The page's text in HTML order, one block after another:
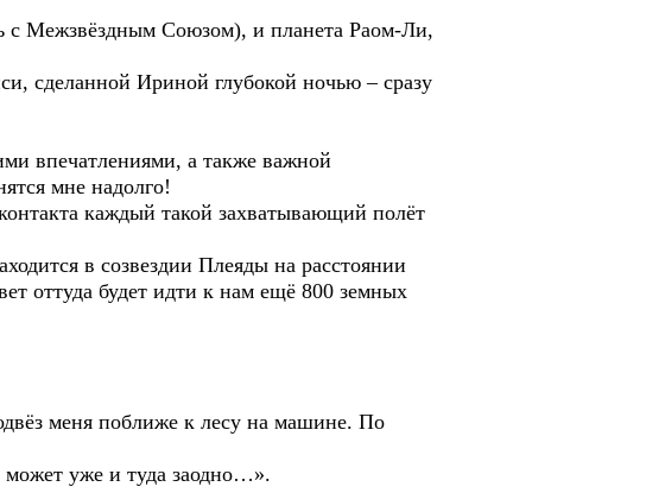
с Межзвёздным Союзом), и планета Раом-Ли,
сделанной Ириной глубокой ночью – сразу
впечатлениями, а также важной
мне надолго!
каждый такой захватывающий полёт
в созвездии Плеяды на расстоянии
оттуда будет идти к нам ещё 800 земных
меня поближе к лесу на машине. По
может уже и туда заодно…».